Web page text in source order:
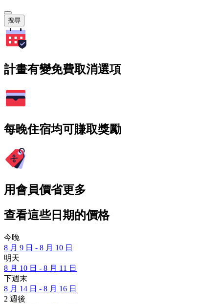
搜尋
計畫有變免費取消選項
每晚住宿均可賺取獎勵
用會員價省更多
查看這些日期的價格
今晚
8 月 9 日 - 8 月 10 日
明天
8 月 10 日 - 8 月 11 日
下週末
8 月 14 日 - 8 月 16 日
2 週後